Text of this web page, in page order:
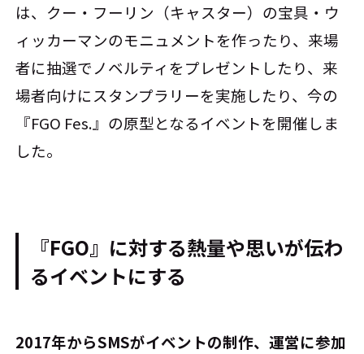
は、クー・フーリン（キャスター）の宝具・ウ
ィッカーマンのモニュメントを作ったり、来場
者に抽選でノベルティをプレゼントしたり、来
場者向けにスタンプラリーを実施したり、今の
『FGO Fes.』の原型となるイベントを開催しま
した。
『FGO』に対する熱量や思いが伝わ
るイベントにする
――2017年からSMSがイベントの制作、運営に参加